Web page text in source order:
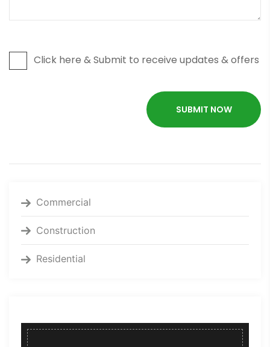
Click here & Submit to receive updates & offers
Commercial
Construction
Residential